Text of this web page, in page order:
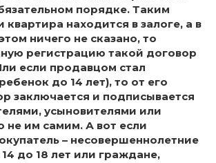
порядке. Таким
квартира находится в залоге, а в
ничего не сказано, то
регистрацию такой договор
если продавцом стал
до 14 лет), то от его
заключается и подписывается
усыновителями или
не им самим. А вот если
– несовершеннолетние
14 до 18 лет или граждане,